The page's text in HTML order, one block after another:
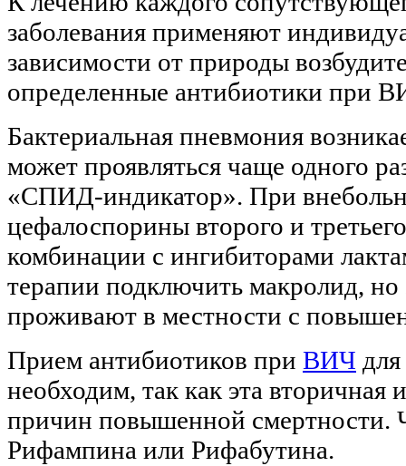
заболевания применяют
зависимости от природы
определенные антибиотики при
Бактериальная пневмония
может проявляться чаще одного
«СПИД-индикатор». При
цефалоспорины второго и
комбинации с ингибиторами
терапии подключить макролид,
проживают в местности с
Прием антибиотиков при ВИЧ
необходим, так как эта вторичная
причин повышенной смертности.
Рифампина или Рифабутина.